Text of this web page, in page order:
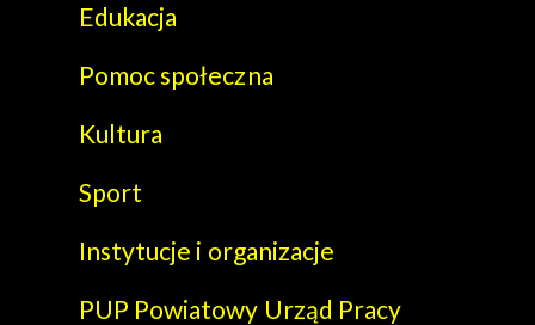
Edukacja
Pomoc społeczna
Kultura
Sport
Instytucje i organizacje
PUP Powiatowy Urząd Pracy